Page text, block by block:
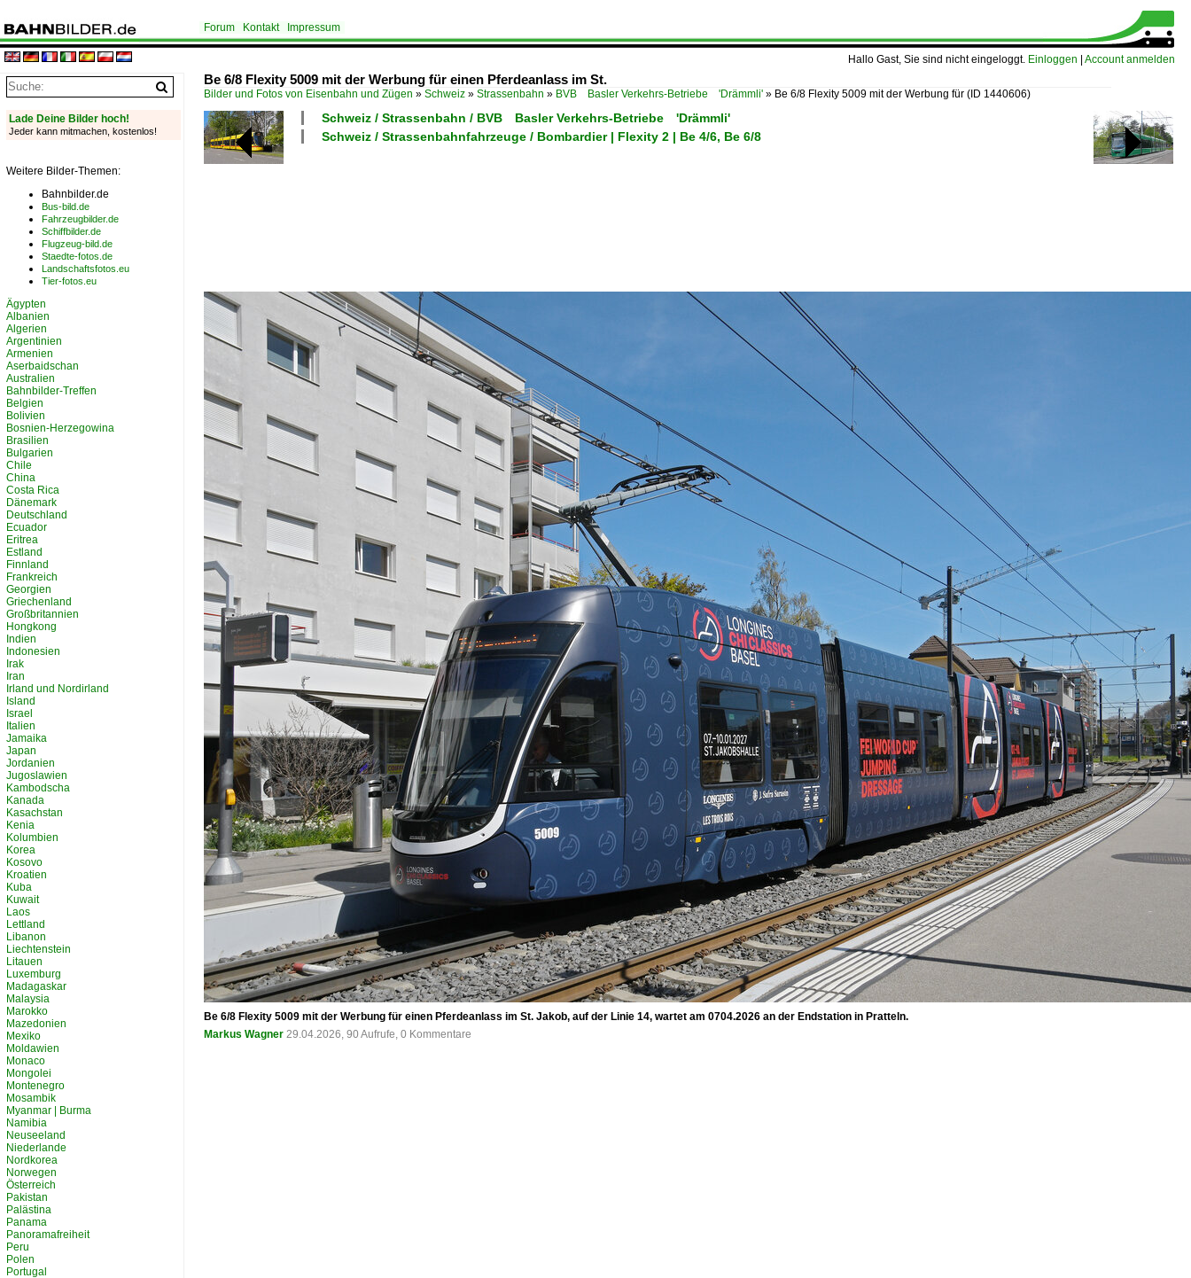
Hallo Gast, Sie sind nicht eingeloggt. Einloggen Account anmelden
Forum Kontakt Impressum
Be 6/8 Flexity 5009 mit der Werbung für einen Pferdeanlass im St.
Bilder und Fotos von Eisenbahn und Zügen » Schweiz » Strassenbahn » BVB Basler Verkehrs-Betriebe 'Drämmli' » Be 6/8 Flexity 5009 mit der Werbung für (ID 1440606)
Schweiz / Strassenbahn / BVB Basler Verkehrs-Betriebe 'Drämmli'
Schweiz / Strassenbahnfahrzeuge / Bombardier | Flexity 2 | Be 4/6, Be 6/8
Be 6/8 Flexity 5009 mit der Werbung für einen Pferdeanlass im St. Jakob, auf der Linie 14, wartet am 0704.2026 an der Endstation in Pratteln.
Markus Wagner 29.04.2026, 90 Aufrufe, 0 Kommentare
Lade Deine Bilder hoch!
Jeder kann mitmachen, kostenlos!
Weitere Bilder-Themen:
Bahnbilder.de
Bus-bild.de
Fahrzeugbilder.de
Schiffbilder.de
Flugzeug-bild.de
Staedte-fotos.de
Landschaftsfotos.eu
Tier-fotos.eu
Ägypten
Albanien
Algerien
Argentinien
Armenien
Aserbaidschan
Australien
Bahnbilder-Treffen
Belgien
Bolivien
Bosnien-Herzegowina
Brasilien
Bulgarien
Chile
China
Costa Rica
Dänemark
Deutschland
Ecuador
Eritrea
Estland
Finnland
Frankreich
Georgien
Griechenland
Großbritannien
Hongkong
Indien
Indonesien
Irak
Iran
Irland und Nordirland
Island
Israel
Italien
Jamaika
Japan
Jordanien
Jugoslawien
Kambodscha
Kanada
Kasachstan
Kenia
Kolumbien
Korea
Kosovo
Kroatien
Kuba
Kuwait
Laos
Lettland
Libanon
Liechtenstein
Litauen
Luxemburg
Madagaskar
Malaysia
Marokko
Mazedonien
Mexiko
Moldawien
Monaco
Mongolei
Montenegro
Mosambik
Myanmar | Burma
Namibia
Neuseeland
Niederlande
Nordkorea
Norwegen
Österreich
Pakistan
Palästina
Panama
Panoramafreiheit
Peru
Polen
Portugal